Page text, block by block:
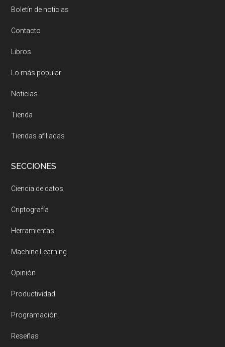
Boletín de noticias
Contacto
Libros
Lo más popular
Noticias
Tienda
Tiendas afiliadas
SECCIONES
Ciencia de datos
Criptografía
Herramientas
Machine Learning
Opinión
Productividad
Programación
Reseñas